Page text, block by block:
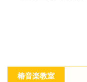
椿音楽教室